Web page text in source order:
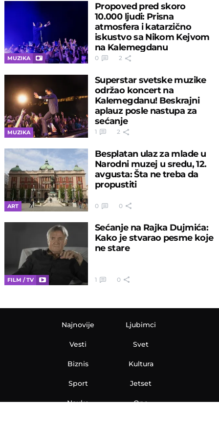
MUZIKA
Propoved pred skoro
10.000 ljudi: Prisna
atmosfera i katarzično
iskustvo sa Nikom Kejvom
na Kalemegdanu
0 2
MUZIKA
Superstar svetske muzike
održao koncert na
Kalemegdanu! Beskrajni
aplauz posle nastupa za
sećanje
1 2
ART
Besplatan ulaz za mlade u
Narodni muzej u sredu, 12.
avgusta: Šta ne treba da
propustiti
0 0
FILM / TV
Sećanje na Rajka Dujmića:
Kako je stvarao pesme koje
ne stare
1 0
Najnovije
Vesti
Biznis
Sport
Nauka
Ljubimci
Svet
Kultura
Jetset
Ona